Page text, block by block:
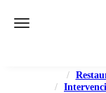
Toggle navigation